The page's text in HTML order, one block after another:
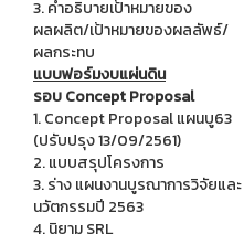
3. คำอธิบายเป้าหมายของ
ผลผลิต/เป้าหมายของผลลัพธ์/
ผลกระทบ
แบบฟอร์มงบแผ่นดิน
รอบ Concept Proposal
1. Concept Proposal แผนบู63
(ปรับปรุง 13/09/2561)
2. แบบสรุปโครงการ
3. ร่าง แผนงานบูรณาการวิจัยและ
นวัตกรรมปี 2563
4. นิยาม SRL